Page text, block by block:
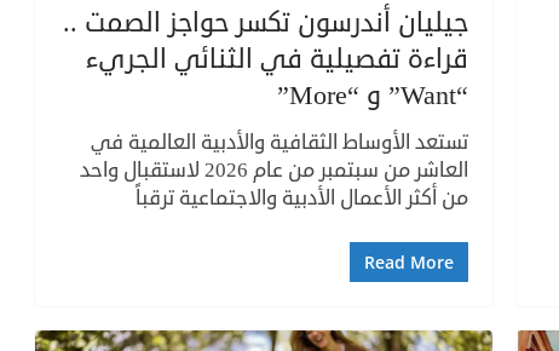
جيليان أندرسون تكسر حواجز الصمت ..
قراءة تفصيلية في الثنائي الجريء
“Want” و “More”
تستعد الأوساط الثقافية والأدبية العالمية في
العاشر من سبتمبر من عام 2026 لاستقبال واحد
من أكثر الأعمال الأدبية والاجتماعية ترقباً
Read More